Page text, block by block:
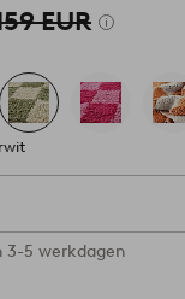
EUR
voorraad
3-5 werkdagen